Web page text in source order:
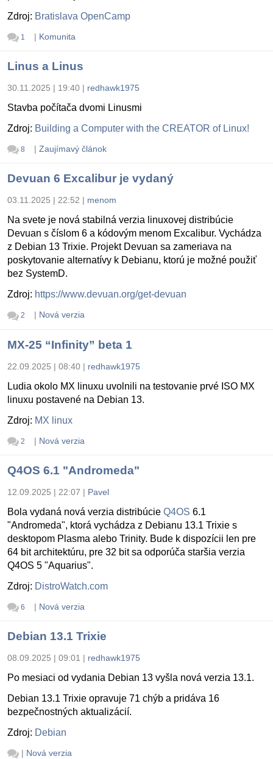
Zdroj: Bratislava OpenCamp
1 | Komunita
Linus a Linus
30.11.2025 | 19:40 | redhawk1975
Stavba počítača dvomi Linusmi
Zdroj: Building a Computer with the CREATOR of Linux!
8 | Zaujímavý článok
Devuan 6 Excalibur je vydaný
03.11.2025 | 22:52 | menom
Na svete je nová stabilná verzia linuxovej distribúcie
Devuan s číslom 6 a kódovým menom Excalibur. Vychádza
z Debian 13 Trixie. Projekt Devuan sa zameriava na
poskytovanie alternatívy k Debianu, ktorú je možné použiť
bez SystemD.
Zdroj: https://www.devuan.org/get-devuan
2 | Nová verzia
MX-25 “Infinity” beta 1
22.09.2025 | 08:40 | redhawk1975
Ludia okolo MX linuxu uvolnili na testovanie prvé ISO MX
linuxu postavené na Debian 13.
Zdroj: MX linux
2 | Nová verzia
Q4OS 6.1 "Andromeda"
12.09.2025 | 22:07 | Pavel
Bola vydaná nová verzia distribúcie Q4OS 6.1
"Andromeda", ktorá vychádza z Debianu 13.1 Trixie s
desktopom Plasma alebo Trinity. Bude k dispozícii len pre
64 bit architektúru, pre 32 bit sa odporúča staršia verzia
Q4OS 5 "Aquarius".
Zdroj: DistroWatch.com
6 | Nová verzia
Debian 13.1 Trixie
08.09.2025 | 09:01 | redhawk1975
Po mesiaci od vydania Debian 13 vyšla nová verzia 13.1.
Debian 13.1 Trixie opravuje 71 chýb a pridáva 16
bezpečnostných aktualizácií.
Zdroj: Debian
| Nová verzia